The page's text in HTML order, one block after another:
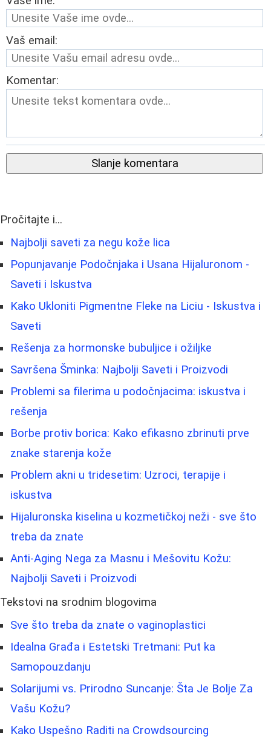
Vaš email:
Komentar:
Slanje komentara
Pročitajte i...
Najbolji saveti za negu kože lica
Popunjavanje Podočnjaka i Usana Hijaluronom -
Saveti i Iskustva
Kako Ukloniti Pigmentne Fleke na Liciu - Iskustva i
Saveti
Rešenja za hormonske bubuljice i ožiljke
Savršena Šminka: Najbolji Saveti i Proizvodi
Problemi sa filerima u podočnjacima: iskustva i
rešenja
Borbe protiv borica: Kako efikasno zbrinuti prve
znake starenja kože
Problem akni u tridesetim: Uzroci, terapije i
iskustva
Hijaluronska kiselina u kozmetičkoj neži - sve što
treba da znate
Anti-Aging Nega za Masnu i Mešovitu Kožu:
Najbolji Saveti i Proizvodi
Tekstovi na srodnim blogovima
Sve što treba da znate o vaginoplastici
Idealna Građa i Estetski Tretmani: Put ka
Samopouzdanju
Solarijumi vs. Prirodno Suncanje: Šta Je Bolje Za
Vašu Kožu?
Kako Uspešno Raditi na Crowdsourcing